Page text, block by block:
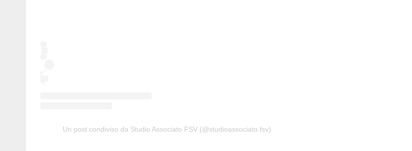
Un post condiviso da Studio Associato FSV (@studioassociato.fsv)